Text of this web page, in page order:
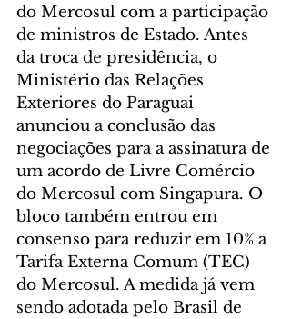
do Mercosul com a participação
de ministros de Estado. Antes
da troca de presidência, o
Ministério das Relações
Exteriores do Paraguai
anunciou a conclusão das
negociações para a assinatura de
um acordo de Livre Comércio
do Mercosul com Singapura. O
bloco também entrou em
consenso para reduzir em 10% a
Tarifa Externa Comum (TEC)
do Mercosul. A medida já vem
sendo adotada pelo Brasil de